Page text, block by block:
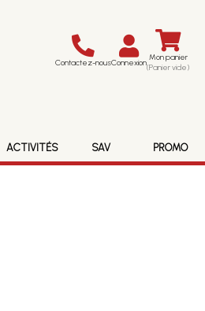
Contactez-nousConnexion Mon panier
(Panier vide)
ACTIVITÉS SAV PROMO